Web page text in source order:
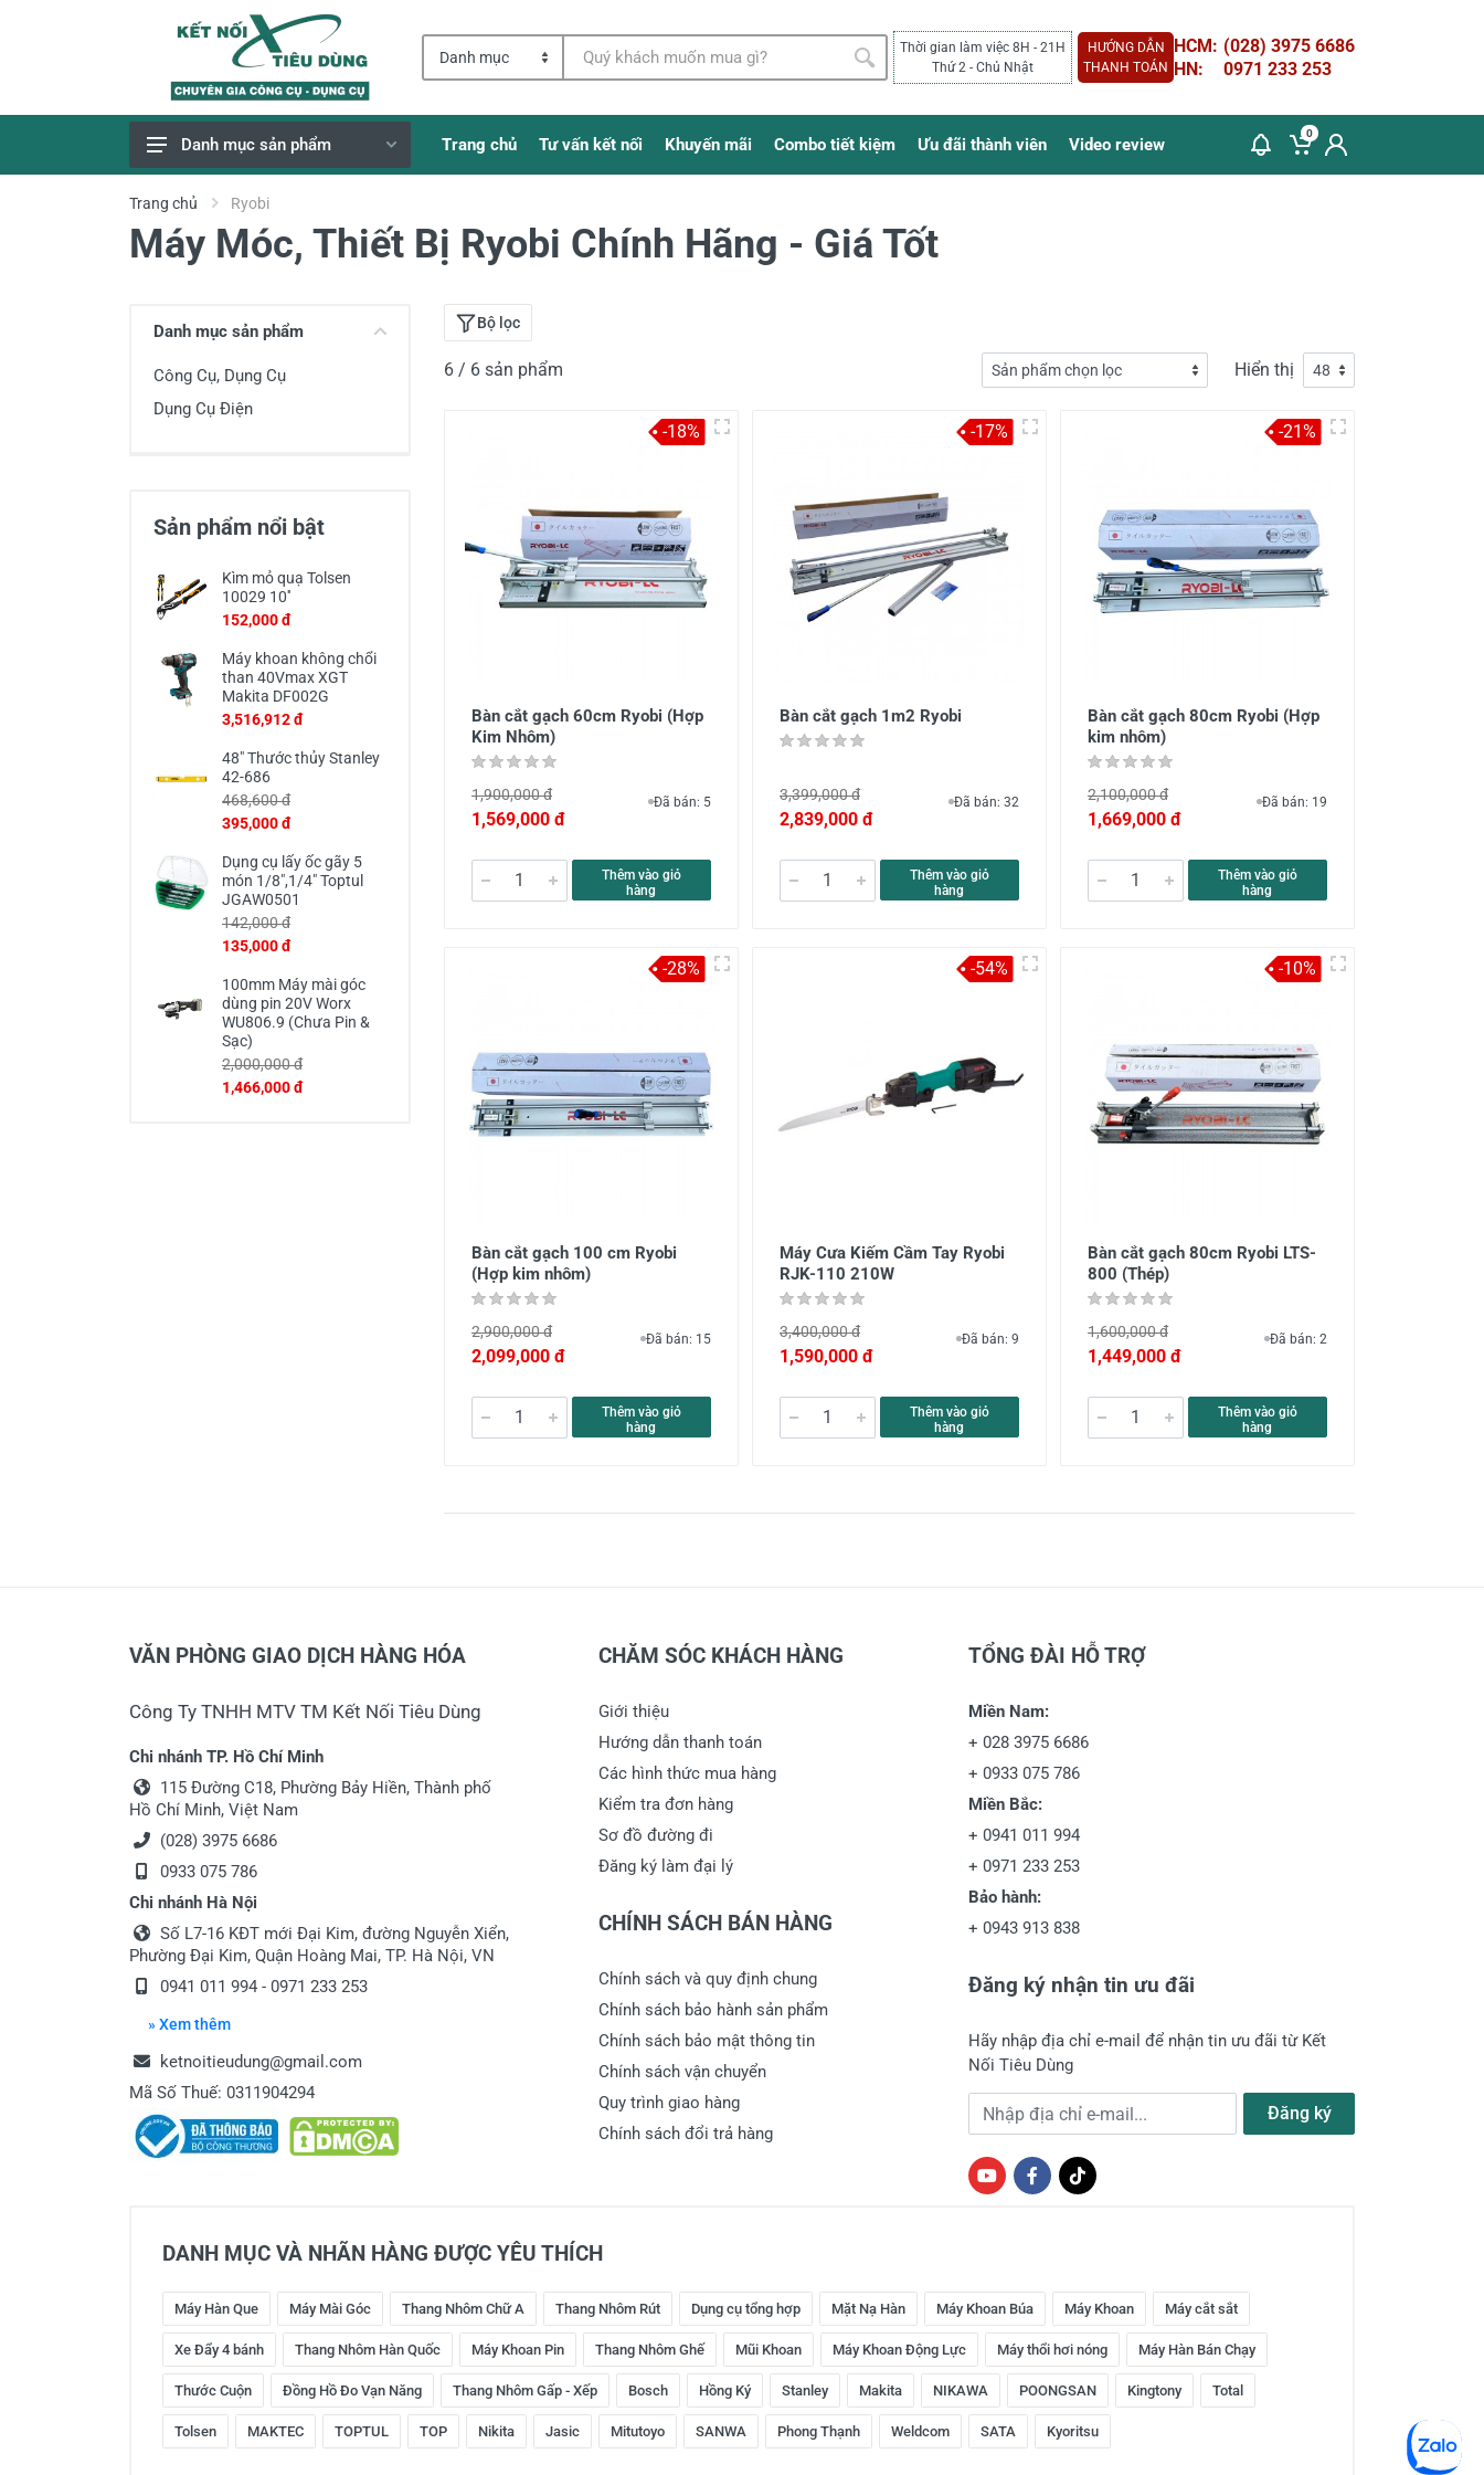
Thời gian làm việc 8H - 21H
Thứ 2 - Chủ Nhật
HƯỚNG DẪN
THANH TOÁN
HCM: (028) 3975 6686
HN:
0971 233 253
Giao Hàng Miễn Phí
Công Cụ, Dụng Cụ
Thiết Bị Đo Điện
Đồ Bảo Hộ Lao Động
Danh mục sản phẩm Trang chủ Tư vấn kết nối Khuyến mãi Combo tiết kiệm Ưu đãi thành viên Video review
0
Trang chủ Ryobi
Máy Móc, Thiết Bị Ryobi Chính Hãng - Giá Tốt
Danh mục sản phẩm
Công Cụ, Dụng Cụ
Dụng Cụ Điện
Sản phẩm nổi bật
Kìm mỏ quạ Tolsen
10029 10''
152,000 đ
Máy khoan không chổi
than 40Vmax XGT
Makita DF002G
3,516,912 đ
48" Thước thủy Stanley
42-686
468,600 đ
395,000 đ
Dụng cụ lấy ốc gãy 5
món 1/8",1/4" Toptul
JGAW0501
142,000 đ
135,000 đ
100mm Máy mài góc
dùng pin 20V Worx
WU806.9 (Chưa Pin &
Sạc)
2,000,000 đ
1,466,000 đ
Bộ lọc
6 / 6 sản phẩm Hiển thị
Bàn cắt gạch 60cm Ryobi (Hợp
Kim Nhôm)
1,900,000 đ
1,569,000 đ
Đã bán: 5
Thêm vào giỏ
hàng
-18%
Bàn cắt gạch 1m2 Ryobi
3,399,000 đ
2,839,000 đ
Đã bán: 32
Thêm vào giỏ
hàng
-17%
Bàn cắt gạch 80cm Ryobi (Hợp
kim nhôm)
2,100,000 đ
1,669,000 đ
Đã bán: 19
Thêm vào giỏ
hàng
-21%
Bàn cắt gạch 100 cm Ryobi
(Hợp kim nhôm)
2,900,000 đ
2,099,000 đ
Đã bán: 15
Thêm vào giỏ
hàng
-28%
Máy Cưa Kiếm Cầm Tay Ryobi
RJK-110 210W
3,400,000 đ
1,590,000 đ
Đã bán: 9
Thêm vào giỏ
hàng
-54%
Bàn cắt gạch 80cm Ryobi LTS-
800 (Thép)
1,600,000 đ
1,449,000 đ
Đã bán: 2
Thêm vào giỏ
hàng
-10%
VĂN PHÒNG GIAO DỊCH HÀNG HÓA
Công Ty TNHH MTV TM Kết Nối Tiêu Dùng
Chi nhánh TP. Hồ Chí Minh
115 Đường C18, Phường Bảy Hiền, Thành phố
Hồ Chí Minh, Việt Nam
(028) 3975 6686
0933 075 786
Chi nhánh Hà Nội
Số L7-16 KĐT mới Đại Kim, đường Nguyễn Xiển,
Phường Đại Kim, Quận Hoàng Mai, TP. Hà Nội, VN
0941 011 994 - 0971 233 253
» Xem thêm
ketnoitieudung@gmail.com
Mã Số Thuế: 0311904294
CHĂM SÓC KHÁCH HÀNG
Giới thiệu
Hướng dẫn thanh toán
Các hình thức mua hàng
Kiểm tra đơn hàng
Sơ đồ đường đi
Đăng ký làm đại lý
CHÍNH SÁCH BÁN HÀNG
Chính sách và quy định chung
Chính sách bảo hành sản phẩm
Chính sách bảo mật thông tin
Chính sách vận chuyển
Quy trình giao hàng
Chính sách đổi trả hàng
TỔNG ĐÀI HỖ TRỢ
Miền Nam:
+ 028 3975 6686
+ 0933 075 786
Miền Bắc:
+ 0941 011 994
+ 0971 233 253
Bảo hành:
+ 0943 913 838
Đăng ký nhận tin ưu đãi
Hãy nhập địa chỉ e-mail để nhận tin ưu đãi từ Kết
Nối Tiêu Dùng
Địa chỉ e-mail Đăng ký
DANH MỤC VÀ NHÃN HÀNG ĐƯỢC YÊU THÍCH
Máy Hàn Que Máy Mài Góc Thang Nhôm Chữ A Thang Nhôm Rút Dụng cụ tổng hợp Mặt Nạ Hàn Máy Khoan Búa Máy Khoan Máy cắt sắt
Xe Đẩy 4 bánh Thang Nhôm Hàn Quốc Máy Khoan Pin Thang Nhôm Ghế Mũi Khoan Máy Khoan Động Lực Máy thổi hơi nóng Máy Hàn Bán Chạy
Thước Cuộn Đồng Hồ Đo Vạn Năng Thang Nhôm Gấp - Xếp Bosch Hồng Ký Stanley Makita NIKAWA POONGSAN Kingtony Total
Tolsen MAKTEC TOPTUL TOP Nikita Jasic Mitutoyo SANWA Phong Thạnh Weldcom SATA Kyoritsu